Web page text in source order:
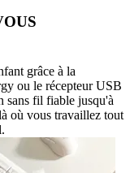
grâce à la
ou le récepteur USB
fil fiable jusqu'à
où vous travaillez tout